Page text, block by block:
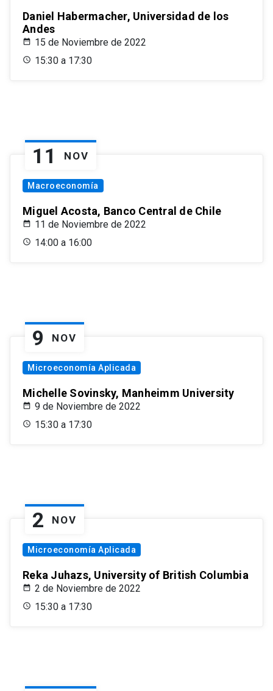
Daniel Habermacher, Universidad de los
Andes
15 de Noviembre de 2022
15:30 a 17:30
11 NOV
Macroeconomía
Miguel Acosta, Banco Central de Chile
11 de Noviembre de 2022
14:00 a 16:00
9 NOV
Microeconomía Aplicada
Michelle Sovinsky, Manheimm University
9 de Noviembre de 2022
15:30 a 17:30
2 NOV
Microeconomía Aplicada
Reka Juhazs, University of British Columbia
2 de Noviembre de 2022
15:30 a 17:30